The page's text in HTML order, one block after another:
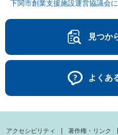
下関市創業支援施設運営協議会
見つか
よくあ
アクセシビリティ 著作権・リンク